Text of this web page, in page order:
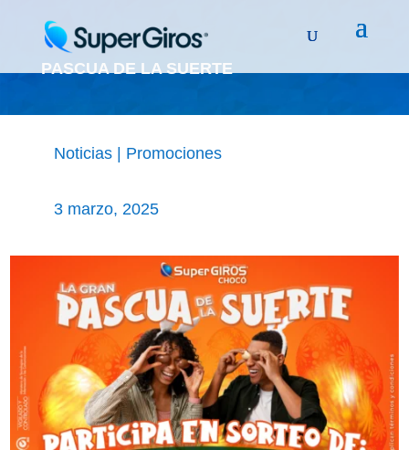
PASCUA DE LA SUERTE
Noticias| Promociones
3 marzo, 2025